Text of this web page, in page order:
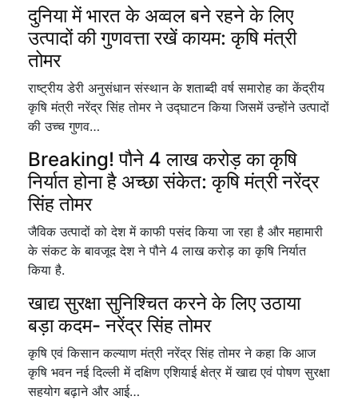
दुनिया में भारत के अव्वल बने रहने के लिए
उत्पादों की गुणवत्ता रखें कायम: कृषि मंत्री
तोमर
राष्ट्रीय डेरी अनुसंधान संस्थान के शताब्दी वर्ष समारोह का केंद्रीय
कृषि मंत्री नरेंद्र सिंह तोमर ने उद्घाटन किया जिसमें उन्होंने उत्पादों
की उच्च गुणव…
Breaking! पौने 4 लाख करोड़ का कृषि
निर्यात होना है अच्छा संकेत: कृषि मंत्री नरेंद्र
सिंह तोमर
जैविक उत्पादों को देश में काफी पसंद किया जा रहा है और महामारी
के संकट के बावजूद देश ने पौने 4 लाख करोड़ का कृषि निर्यात
किया है.
खाद्य सुरक्षा सुनिश्चित करने के लिए उठाया
बड़ा कदम- नरेंद्र सिंह तोमर
कृषि एवं किसान कल्याण मंत्री नरेंद्र सिंह तोमर ने कहा कि आज
कृषि भवन नई दिल्ली में दक्षिण एशियाई क्षेत्र में खाद्य एवं पोषण सुरक्षा
सहयोग बढ़ाने और आई…